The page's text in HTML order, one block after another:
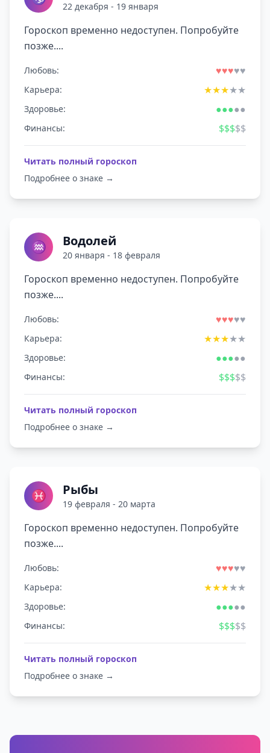
22 декабря - 19 января
Гороскоп временно недоступен. Попробуйте
позже....
Любовь: ♥♥♥♥♥
Карьера: ★★★★★
Здоровье: ●●●●●
Финансы: $$$$$
Читать полный гороскоп
Подробнее о знаке →
♒ Водолей
20 января - 18 февраля
Гороскоп временно недоступен. Попробуйте
позже....
Любовь: ♥♥♥♥♥
Карьера: ★★★★★
Здоровье: ●●●●●
Финансы: $$$$$
Читать полный гороскоп
Подробнее о знаке →
♓ Рыбы
19 февраля - 20 марта
Гороскоп временно недоступен. Попробуйте
позже....
Любовь: ♥♥♥♥♥
Карьера: ★★★★★
Здоровье: ●●●●●
Финансы: $$$$$
Читать полный гороскоп
Подробнее о знаке →